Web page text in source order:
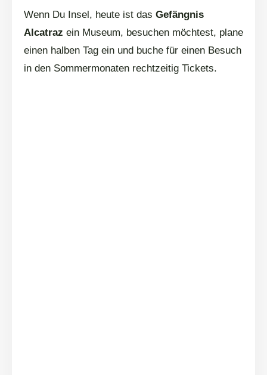
Wenn Du Insel, heute ist das Gefängnis
Alcatraz ein Museum, besuchen möchtest, plane
einen halben Tag ein und buche für einen Besuch
in den Sommermonaten rechtzeitig Tickets.